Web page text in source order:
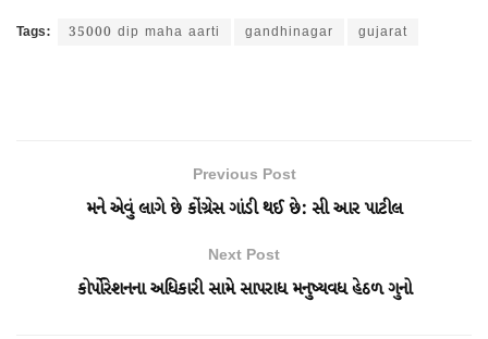
Tags: 35000 dip maha aarti gandhinagar gujarat
Previous Post
મને એવું લાગે છે કોંગ્રેસ ગાંડી થઈ છે: સી આર પાટીલ
Next Post
કોર્પોરેશનના અધિકારી સામે સાપરાધ મનુષ્યવધ હેઠળ ગુનો